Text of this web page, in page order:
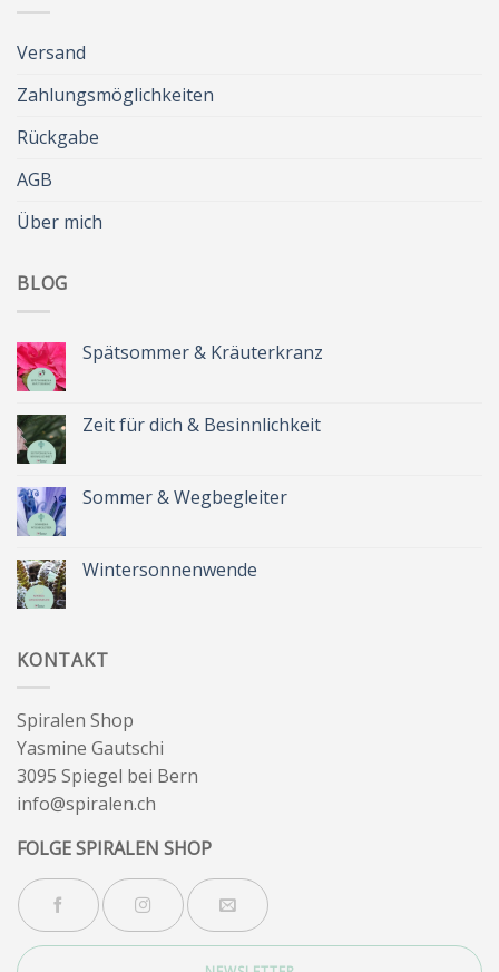
Versand
Zahlungsmöglichkeiten
Rückgabe
AGB
Über mich
BLOG
Spätsommer & Kräuterkranz
Spätsommer
&
Zeit für dich & Besinnlichkeit
Zeit
für
Sommer & Wegbegleiter
Sommer
&
Wintersonnenwende
KONTAKT
Spiralen Shop
Yasmine Gautschi
3095 Spiegel bei Bern
info@spiralen.ch
FOLGE SPIRALEN SHOP